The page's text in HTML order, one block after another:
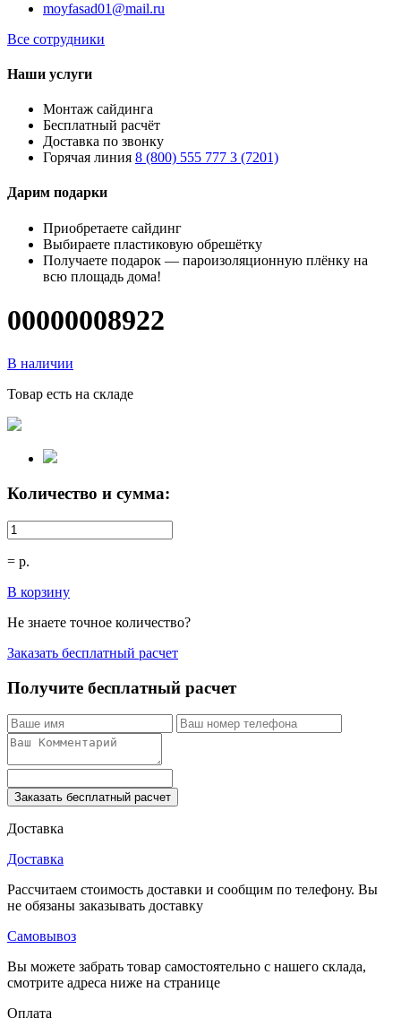
moyfasad01@mail.ru
Все сотрудники
Наши услуги
Монтаж сайдинга
Бесплатный расчёт
Доставка по звонку
Горячая линия 8 (800) 555 777 3 (7201)
Дарим подарки
Приобретаете сайдинг
Выбираете пластиковую обрешётку
Получаете подарок — пароизоляционную плёнку на
всю площадь дома!
00000008922
В наличии
Товар есть на складе
Количество и сумма:
= р.
В корзину
Не знаете точное количество?
Заказать бесплатный расчет
Получите бесплатный расчет
Заказать бесплатный расчет
Доставка
Доставка
Рассчитаем стоимость доставки и сообщим по телефону. Вы
не обязаны заказывать доставку
Самовывоз
Вы можете забрать товар самостоятельно с нашего склада,
смотрите адреса ниже на странице
Оплата